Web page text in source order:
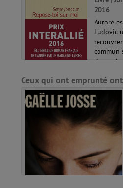
(Nouvelle
2016
Aurore
Ludovic
commun
des
Ceux qui ont emprunté